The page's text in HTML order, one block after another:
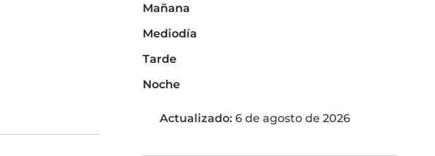
Mañana
Mediodía
Tarde
Noche
Actualizado: 6 de agosto de 2026